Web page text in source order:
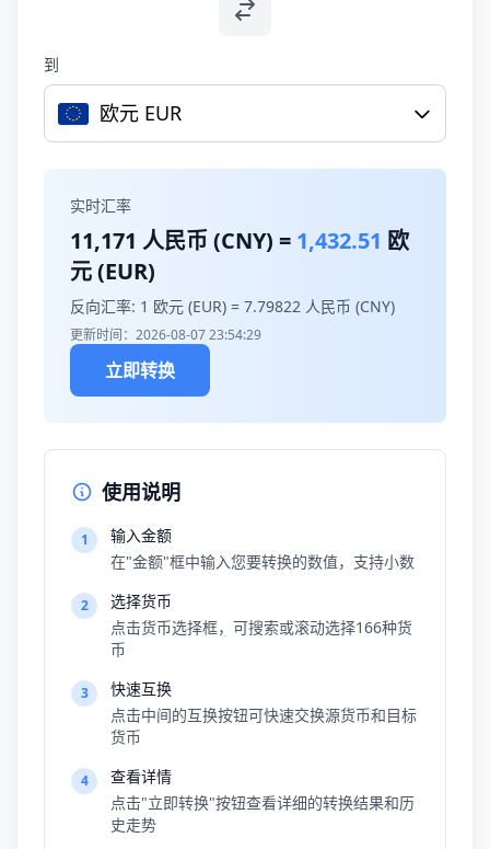
到
欧元 EUR
实时汇率
11,171 人民币 (CNY) = 1,432.51 欧
元 (EUR)
反向汇率: 1 欧元 (EUR) = 7.79822 人民币 (CNY)
更新时间：2026-08-07 23:54:29
立即转换
使用说明
1
输入金额
在"金额"框中输入您要转换的数值，支持小数
2
选择货币
点击货币选择框，可搜索或滚动选择166种货
币
3
快速互换
点击中间的互换按钮可快速交换源货币和目标
货币
4
查看详情
点击"立即转换"按钮查看详细的转换结果和历
史走势